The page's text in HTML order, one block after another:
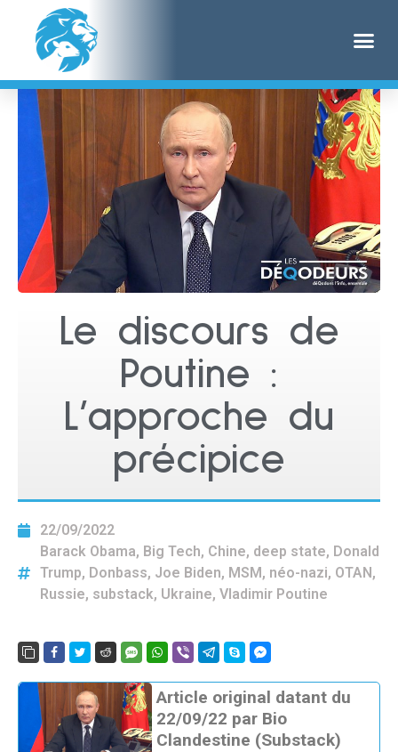
Le discours de
Poutine :
L’approche du
précipice
22/09/2022
Barack Obama, Big Tech, Chine, deep state, Donald
Trump, Donbass, Joe Biden, MSM , néo-nazi, OTAN ,
Russie, substack, Ukraine, Vladimir Poutine
Article original datant du
22/09/22 par Bio
Clandestine (Substack)